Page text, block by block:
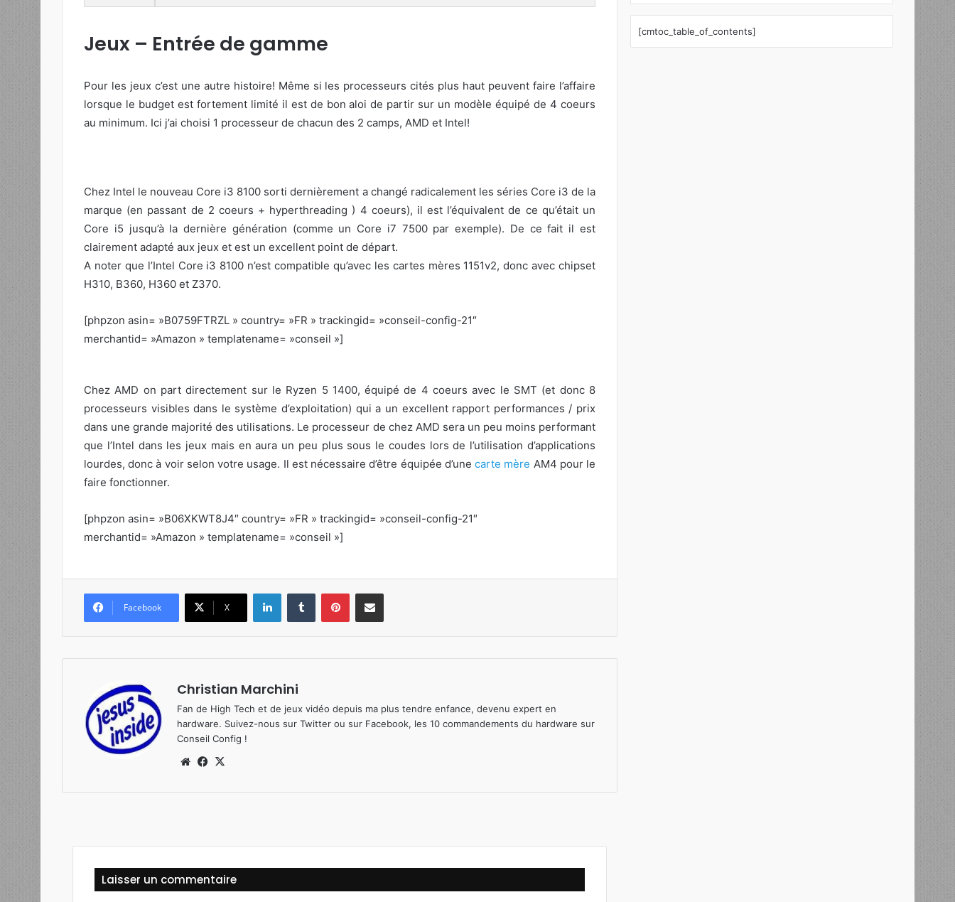
Jeux – Entrée de gamme
Pour les jeux c’est une autre histoire! Même si les processeurs cités plus haut peuvent faire l’affaire
lorsque le budget est fortement limité il est de bon aloi de partir sur un modèle équipé de 4 coeurs
au minimum. Ici j’ai choisi 1 processeur de chacun des 2 camps, AMD et Intel!
Chez Intel le nouveau Core i3 8100 sorti dernièrement a changé radicalement les séries Core i3 de la
marque (en passant de 2 coeurs + hyperthreading ) 4 coeurs), il est l’équivalent de ce qu’était un
Core i5 jusqu’à la dernière génération (comme un Core i7 7500 par exemple). De ce fait il est
clairement adapté aux jeux et est un excellent point de départ.
A noter que l’Intel Core i3 8100 n’est compatible qu’avec les cartes mères 1151v2, donc avec chipset
H310, B360, H360 et Z370.
[phpzon asin= »B0759FTRZL » country= »FR » trackingid= »conseil-config-21″
merchantid= »Amazon » templatename= »conseil »]
Chez AMD on part directement sur le Ryzen 5 1400, équipé de 4 coeurs avec le SMT (et donc 8
processeurs visibles dans le système d’exploitation) qui a un excellent rapport performances / prix
dans une grande majorité des utilisations. Le processeur de chez AMD sera un peu moins performant
que l’Intel dans les jeux mais en aura un peu plus sous le coudes lors de l’utilisation d’applications
lourdes, donc à voir selon votre usage. Il est nécessaire d’être équipée d’unecarte mère AM4 pour le
faire fonctionner.
[phpzon asin= »B06XKWT8J4″ country= »FR » trackingid= »conseil-config-21″
merchantid= »Amazon » templatename= »conseil »]
Facebook X
Christian Marchini
Fan de High Tech et de jeux vidéo depuis ma plus tendre enfance, devenu expert en
hardware. Suivez-nous sur Twitter ou sur Facebook, les 10 commandements du hardware sur
Conseil Config !
We
te
Fa
bo
Laisser un commentaire
[cmtoc_table_of_contents]